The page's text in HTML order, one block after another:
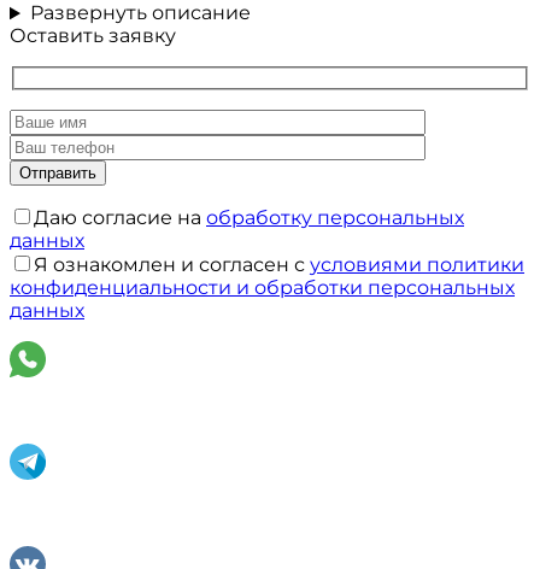
Развернуть описание
Оставить заявку
Даю согласие на обработку персональных
данных
Я ознакомлен и согласен с условиями политики
конфиденциальности и обработки персональных
данных